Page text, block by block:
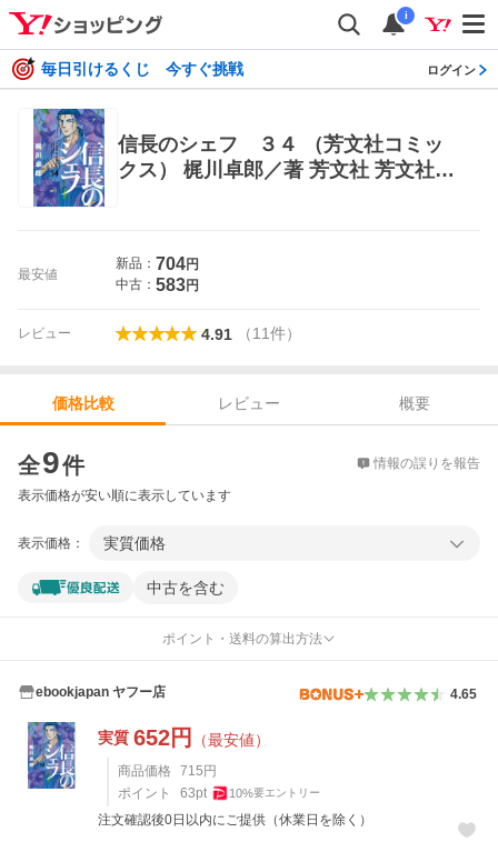
i
毎日引けるくじ 今すぐ挑戦 ログイン
信長のシェフ ３４ （芳文社コミッ
クス） 梶川卓郎／著 芳文社 芳文社コ
最安値
新品： 704円
中古： 583円
レビュー 4.91 （11件）
価格比較 レビュー
概要
全9件 情報の誤りを報告
表示価格が安い順に表示しています
表示価格： 実質価格
中古を含む
ポイント・送料の算出方法
ebookjapan ヤフー店 4.65
実質 652円 （最安値）
商品価格 715 円
ポイント
63pt 10%要エントリー
注文確認後0日以内にご提供（休業日を除く）